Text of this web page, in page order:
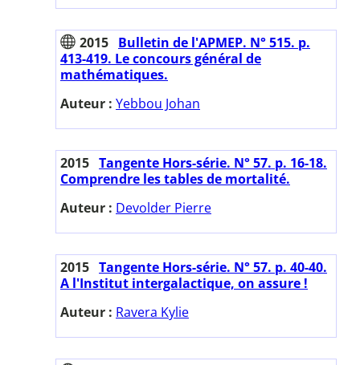
2015 Bulletin de l'APMEP. N° 515. p.
413-419. Le concours général de
mathématiques.
Auteur : Yebbou Johan
2015 Tangente Hors-série. N° 57. p. 16-18.
Comprendre les tables de mortalité.
Auteur : Devolder Pierre
2015 Tangente Hors-série. N° 57. p. 40-40.
A l'Institut intergalactique, on assure !
Auteur : Ravera Kylie